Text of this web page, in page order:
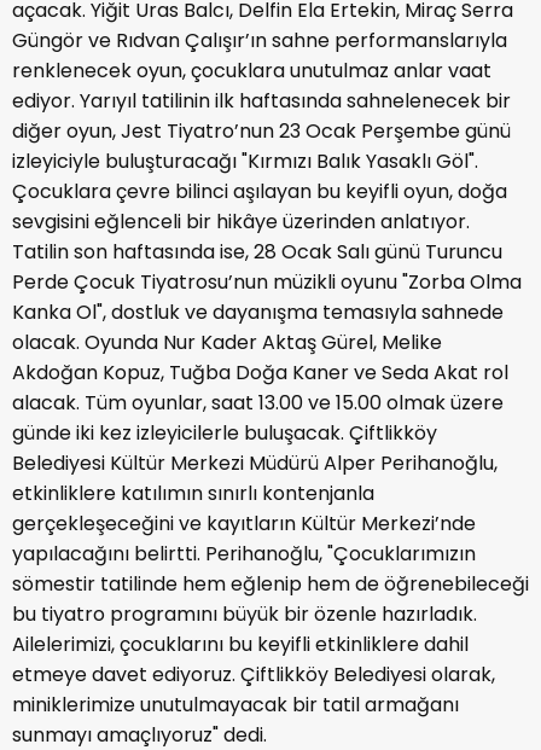
açacak. Yiğit Uras Balcı, Delfin Ela Ertekin, Miraç Serra
Güngör ve Rıdvan Çalışır’ın sahne performanslarıyla
renklenecek oyun, çocuklara unutulmaz anlar vaat
ediyor. Yarıyıl tatilinin ilk haftasında sahnelenecek bir
diğer oyun, Jest Tiyatro’nun 23 Ocak Perşembe günü
izleyiciyle buluşturacağı "Kırmızı Balık Yasaklı Göl".
Çocuklara çevre bilinci aşılayan bu keyifli oyun, doğa
sevgisini eğlenceli bir hikâye üzerinden anlatıyor.
Tatilin son haftasında ise, 28 Ocak Salı günü Turuncu
Perde Çocuk Tiyatrosu’nun müzikli oyunu "Zorba Olma
Kanka Ol", dostluk ve dayanışma temasıyla sahnede
olacak. Oyunda Nur Kader Aktaş Gürel, Melike
Akdoğan Kopuz, Tuğba Doğa Kaner ve Seda Akat rol
alacak. Tüm oyunlar, saat 13.00 ve 15.00 olmak üzere
günde iki kez izleyicilerle buluşacak. Çiftlikköy
Belediyesi Kültür Merkezi Müdürü Alper Perihanoğlu,
etkinliklere katılımın sınırlı kontenjanla
gerçekleşeceğini ve kayıtların Kültür Merkezi’nde
yapılacağını belirtti. Perihanoğlu, "Çocuklarımızın
sömestir tatilinde hem eğlenip hem de öğrenebileceği
bu tiyatro programını büyük bir özenle hazırladık.
Ailelerimizi, çocuklarını bu keyifli etkinliklere dahil
etmeye davet ediyoruz. Çiftlikköy Belediyesi olarak,
miniklerimize unutulmayacak bir tatil armağanı
sunmayı amaçlıyoruz" dedi.